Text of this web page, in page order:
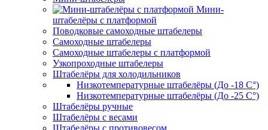
Мини-
штабелёры с платформой
Поводковые самоходные штабелеры
Самоходные штабелеры
Самоходные штабелеры с платформой
Узкопроходные штабелеры
Штабелёры для холодильников
Низкотемпературные штабелёры (До -18 C°)
Низкотемпературные штабелёры (До -25 C°)
Штабелёры ручные
Штабелёры с весами